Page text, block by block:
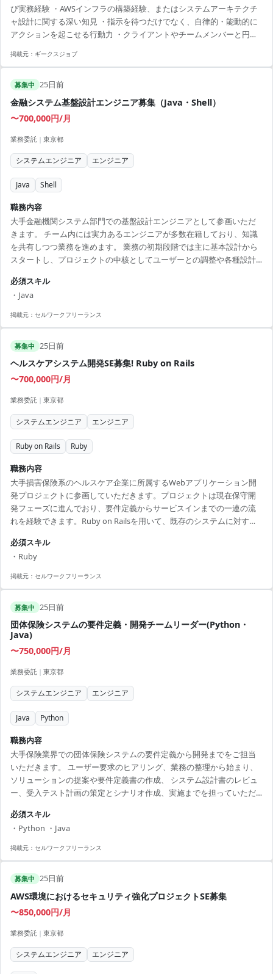
くアジャイルな改善ループを回すなど、技術的なコア部分を一気通貫
で牽引していただきます。 AI・AWS知見をフルに活かし、次世代のモ
ノづくり現場のDXを最前線で支えるやりがいに満ちた...
び実務経験 ・AWSインフラの構築経験、またはシステムアーキテクチ
ャ設計に関する深い知見 ・指示を待つだけでなく、自律的・能動的に
アクションを起こせる行動力 ・クライアントやチームメンバーと円滑
掲載元： ギークスジョブ
募集中 25日前
金融システム基盤設計エンジニア募集（Java・Shell）
〜700,000円/月
業務委託 | 東京都
システムエンジニア エンジニア
Java Shell
職務内容
大手金融機関システム部門での基盤設計エンジニアとして参画いただ
きます。 チーム内には実力あるエンジニアが多数在籍しており、知識
を共有しつつ業務を進めます。 業務の初期段階では主に基本設計から
スタートし、プロジェクトの中核としてユーザーとの調整や各種設計
析、最適化の対応などもお任せいたします。 システム基盤としてJava
やShellを用い、多岐にわたる技術と知識を活かしてご活躍いただけま
す。 金融業界特有のセキュリティやコンプライアンスに関する知識も
必須スキル
・Java
掲載元： セルワークフリーランス
募集中 25日前
ヘルスケアシステム開発SE募集! Ruby on Rails
〜700,000円/月
業務委託 | 東京都
システムエンジニア エンジニア
Ruby on Rails Ruby
職務内容
大手損害保険系のヘルスケア企業に所属するWebアプリケーション開
発プロジェクトに参画していただきます。プロジェクトは現在保守開
発フェーズに進んでおり、要件定義からサービスインまでの一連の流
れを経験できます。Ruby on Railsを用いて、既存のシステムに対する
て、他のエンジニアと協働しながら、エンドユーザーのニーズに応え
るための最適なソリューションを提案し実装していくことが求められ
ます。プロジェクトの規模は大きく、他部門との連携も頻繁に行われ
必須スキル
・Ruby
掲載元： セルワークフリーランス
募集中 25日前
団体保険システムの要件定義・開発チームリーダー(Python・
Java)
〜750,000円/月
業務委託 | 東京都
システムエンジニア エンジニア
Java Python
職務内容
大手保険業界での団体保険システムの要件定義から開発までをご担当
いただきます。 ユーザー要求のヒアリング、業務の整理から始まり、
ソリューションの提案や要件定義書の作成、 システム設計書のレビュ
ー、受入テスト計画の策定とシナリオ作成、実施までを担っていただ
ロジェクト全体を通じた技術的なリードを期待しています。 クライア
ントとのコミュニケーションを重視し、ユーザーのニーズを的確に要
件に反映させる力が求められます。 また、新技術の習得に意欲的で、
必須スキル
・Python ・Java
掲載元： セルワークフリーランス
募集中 25日前
AWS環境におけるセキュリティ強化プロジェクトSE募集
〜850,000円/月
業務委託 | 東京都
システムエンジニア エンジニア